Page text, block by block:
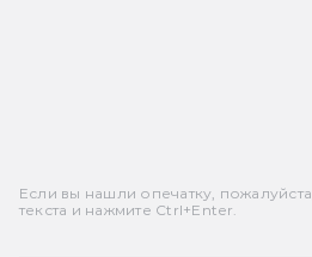
Если вы нашли опечатку,
текста и нажмите Ctrl+Enter.